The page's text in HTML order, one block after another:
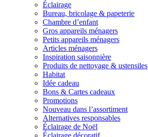
Éclairage
Bureau, bricolage & papeterie
Chambre d’enfant
Gros appareils ménagers
Petits appareils ménagers
Articles ménagers
Inspiration saisonnière
Produits de nettoyage & ustensiles
Habitat
Idée cadeau
Bons & Cartes cadeaux
Promotions
Nouveau dans l’assortiment
Alternatives responsables
Éclairage de Noël
Éclairage décoratif